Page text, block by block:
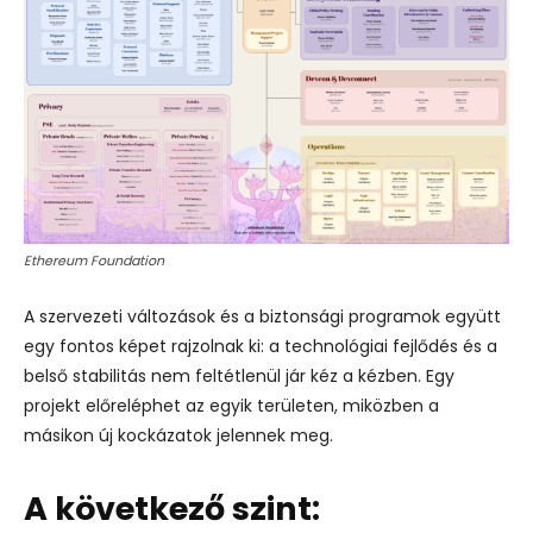
Ethereum Foundation
A szervezeti változások és a biztonsági programok együtt
egy fontos képet rajzolnak ki: a technológiai fejlődés és a
belső stabilitás nem feltétlenül jár kéz a kézben. Egy
projekt előreléphet az egyik területen, miközben a
másikon új kockázatok jelennek meg.
A következő szint: